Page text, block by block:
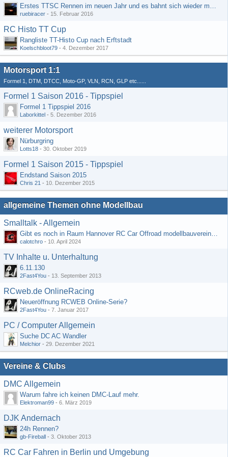
Erstes TTSC Rennen im neuen Jahr und es bahnt sich wieder mal eine Rekordteilnehmerzahl an
ruebiracer - 15. Februar 2016
RC Histo TT Cup
Rangliste TT-Histo Cup nach Erftstadt
Koelschbloot79 - 4. Dezember 2017
Motorsport 1:1
Formel 1, DTM, DTCC, Moto-GP, VLN, RCN, GLP etc......
Formel 1 Saison 2016 - Tippspiel
Formel 1 Tippspiel 2016
Laborkittel - 5. Dezember 2016
weiterer Motorsport
Nürburgring
Lotts18 - 30. Oktober 2019
Formel 1 Saison 2015 - Tippspiel
Endstand Saison 2015
Chris 21 - 10. Dezember 2015
allgemeine Themen ohne Modellbau
Smalltalk - Allgemein
Gibt es noch in Raum Hannover RC Car Offroad modellbauvereine, habe selbst schon gegoogelt aber erfolglos
calotchro - 10. April 2024
TV Inhalte u. Unterhaltung
6.11.130
2Fast4You - 13. September 2013
RCweb.de OnlineRacing
Neueröffnung RCWEB Online-Serie?
2Fast4You - 7. Januar 2017
PC / Computer Allgemein
Suche DC AC Wandler
Melchior - 29. Dezember 2021
Vereine & Clubs
DMC Allgemein
Warum fahre ich keinen DMC-Lauf mehr.
Elektroman99 - 6. März 2019
DJK Andernach
24h Rennen?
gb-Fireball - 3. Oktober 2013
RC Car Fahren in Berlin und Umgebung